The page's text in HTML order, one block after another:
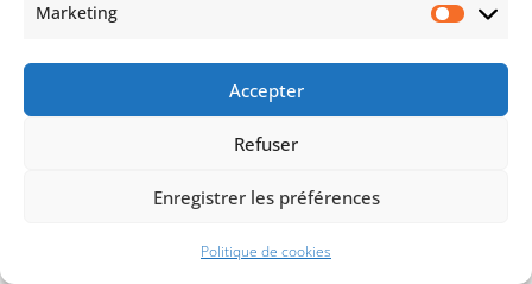
Marketing
Accepter
Refuser
Enregistrer les préférences
Politique de cookies
mars 2025
L
7
20 21